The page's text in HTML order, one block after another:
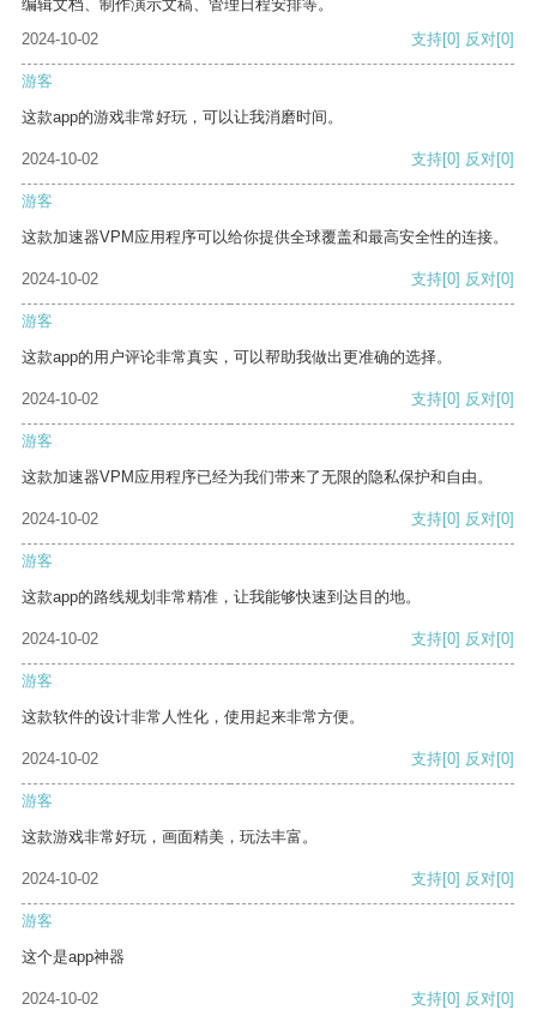
编辑文档、制作演示文稿、管理日程安排等。
2024-10-02
支持[0] 反对[0]
游客
这款app的游戏非常好玩，可以让我消磨时间。
2024-10-02 支持[0] 反对[0]
游客
这款加速器VPM应用程序可以给你提供全球覆盖和最高安全性的连接。
2024-10-02 支持[0] 反对[0]
游客
这款app的用户评论非常真实，可以帮助我做出更准确的选择。
2024-10-02 支持[0] 反对[0]
游客
这款加速器VPM应用程序已经为我们带来了无限的隐私保护和自由。
2024-10-02 支持[0] 反对[0]
游客
这款app的路线规划非常精准，让我能够快速到达目的地。
2024-10-02 支持[0] 反对[0]
游客
这款软件的设计非常人性化，使用起来非常方便。
2024-10-02 支持[0] 反对[0]
游客
这款游戏非常好玩，画面精美，玩法丰富。
2024-10-02 支持[0] 反对[0]
游客
这个是app神器
2024-10-02 支持[0] 反对[0]